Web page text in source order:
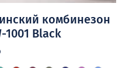
комбинезон
1001 Black